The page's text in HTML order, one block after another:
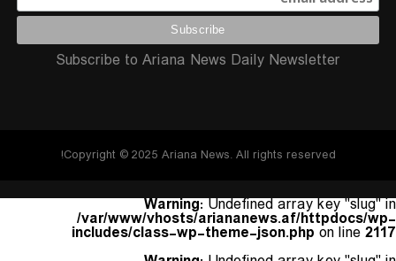
Subscribe to Ariana News Daily Newsletter
Copyright © 2025 Ariana News. All rights reserved!
Warning: Undefined array key "slug" in
/var/www/vhosts/ariananews.af/httpdocs/wp-
includes/class-wp-theme-json.php on line2117